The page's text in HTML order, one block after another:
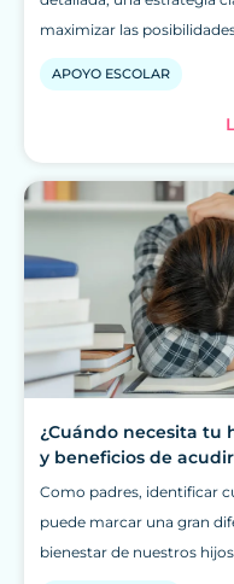
maximizar las
APOYO ESCOLAR
¿Cuándo necesita tu
y beneficios de
Como padres, identificar
puede marcar una gran
bienestar de nuestros